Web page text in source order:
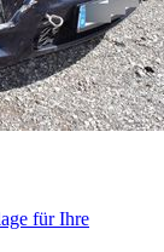
für Ihre